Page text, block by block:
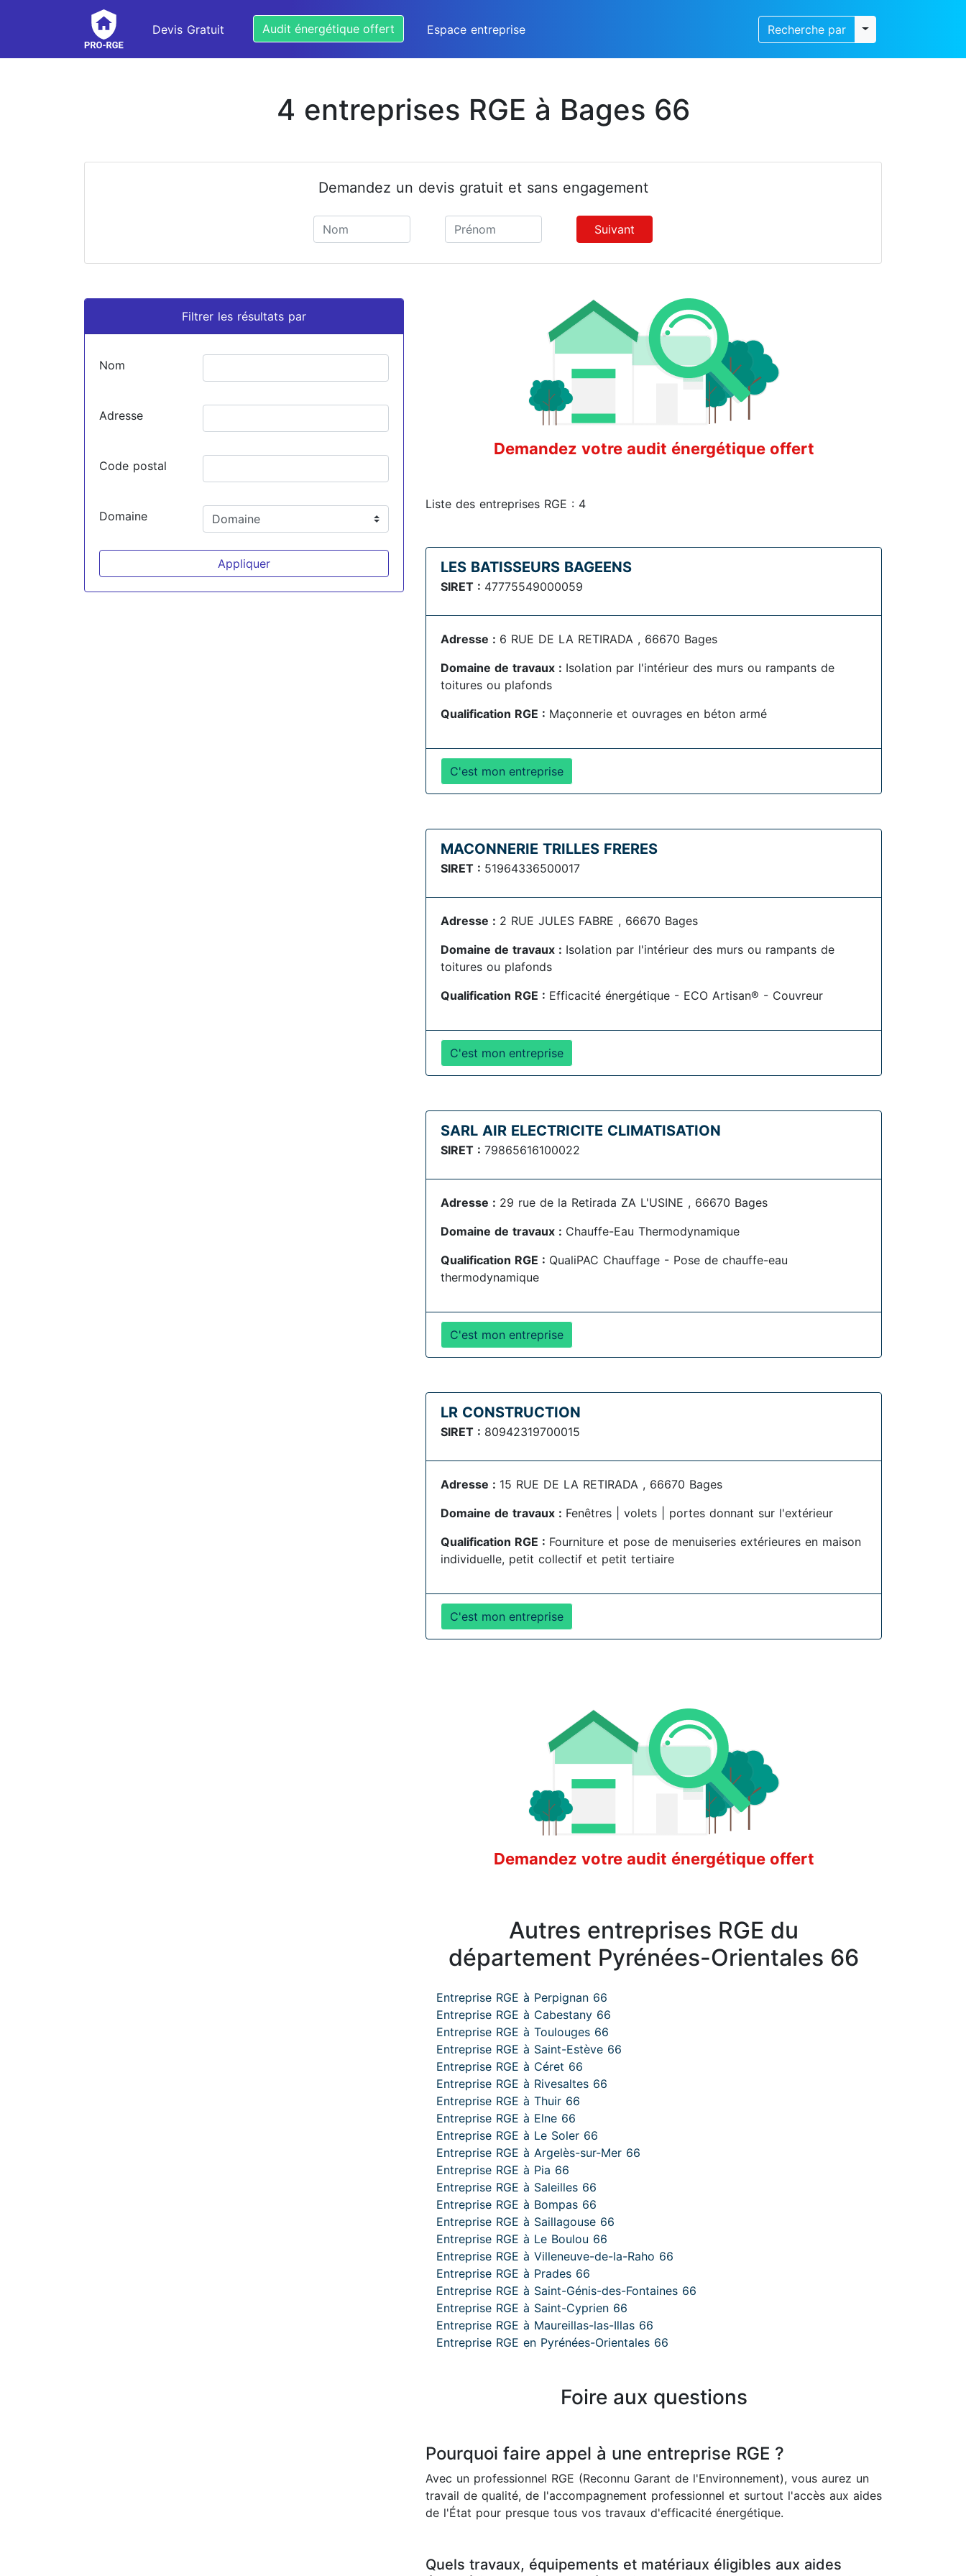
Devis Gratuit Audit énergétique offert Espace entreprise Recherche par Toggle dropdown
4 entreprises RGE à Bages 66
Demandez un devis gratuit et sans engagement
Suivant
Filtrer les résultats par
Nom
Adresse
Code postal
Domaine
Appliquer
Demandez votre audit énergétique offert
Liste des entreprises RGE : 4
LES BATISSEURS BAGEENS
SIRET : 47775549000059
Adresse : 6 RUE DE LA RETIRADA , 66670 Bages
Domaine de travaux : Isolation par l'intérieur des murs ou rampants de
toitures ou plafonds
Qualification RGE : Maçonnerie et ouvrages en béton armé
C'est mon entreprise
MACONNERIE TRILLES FRERES
SIRET : 51964336500017
Adresse : 2 RUE JULES FABRE , 66670 Bages
Domaine de travaux : Isolation par l'intérieur des murs ou rampants de
toitures ou plafonds
Qualification RGE : Efficacité énergétique - ECO Artisan® - Couvreur
C'est mon entreprise
SARL AIR ELECTRICITE CLIMATISATION
SIRET : 79865616100022
Adresse : 29 rue de la Retirada ZA L'USINE , 66670 Bages
Domaine de travaux : Chauffe-Eau Thermodynamique
Qualification RGE : QualiPAC Chauffage - Pose de chauffe-eau
thermodynamique
C'est mon entreprise
LR CONSTRUCTION
SIRET : 80942319700015
Adresse : 15 RUE DE LA RETIRADA , 66670 Bages
Domaine de travaux : Fenêtres | volets | portes donnant sur l'extérieur
Qualification RGE : Fourniture et pose de menuiseries extérieures en maison
individuelle, petit collectif et petit tertiaire
C'est mon entreprise
Demandez votre audit énergétique offert
Autres entreprises RGE du
département Pyrénées-Orientales 66
Entreprise RGE à Perpignan 66
Entreprise RGE à Cabestany 66
Entreprise RGE à Toulouges 66
Entreprise RGE à Saint-Estève 66
Entreprise RGE à Céret 66
Entreprise RGE à Rivesaltes 66
Entreprise RGE à Thuir 66
Entreprise RGE à Elne 66
Entreprise RGE à Le Soler 66
Entreprise RGE à Argelès-sur-Mer 66
Entreprise RGE à Pia 66
Entreprise RGE à Saleilles 66
Entreprise RGE à Bompas 66
Entreprise RGE à Saillagouse 66
Entreprise RGE à Le Boulou 66
Entreprise RGE à Villeneuve-de-la-Raho 66
Entreprise RGE à Prades 66
Entreprise RGE à Saint-Génis-des-Fontaines 66
Entreprise RGE à Saint-Cyprien 66
Entreprise RGE à Maureillas-las-Illas 66
Entreprise RGE en Pyrénées-Orientales 66
Foire aux questions
Pourquoi faire appel à une entreprise RGE ?
Avec un professionnel RGE (Reconnu Garant de l'Environnement), vous aurez un
travail de qualité, de l'accompagnement professionnel et surtout l'accès aux aides
de l'État pour presque tous vos travaux d'efficacité énergétique.
Quels travaux, équipements et matériaux éligibles aux aides